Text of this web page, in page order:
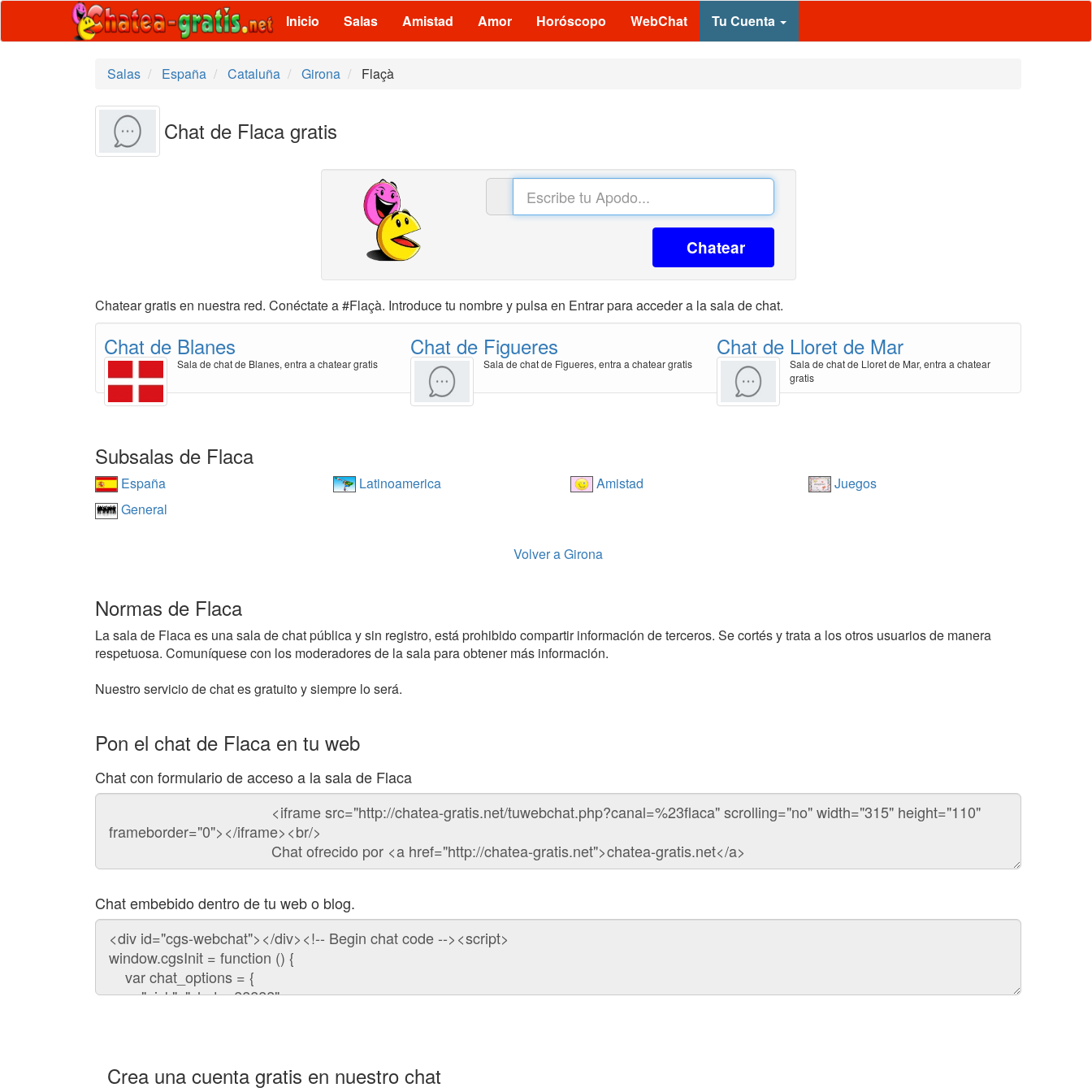
Inicio Salas Amistad Amor Horóscopo WebChat Tu Cuenta
Salas España Cataluña Girona Flaçà
Chat de Flaca gratis
Chatear
Chatear gratis en nuestra red. Conéctate a #Flaçà. Introduce tu nombre y pulsa en Entrar para acceder a la sala de chat.
Chat de Blanes
Sala de chat de Blanes, entra a chatear gratis
Chat de Figueres
Sala de chat de Figueres, entra a chatear gratis
Chat de Lloret de Mar
Sala de chat de Lloret de Mar, entra a chatear
gratis
Subsalas de Flaca
España Latinoamerica Amistad
Juegos
General
Volver a Girona
Normas de Flaca
La sala de Flaca es una sala de chat pública y sin registro, está prohibido compartir información de terceros. Se cortés y trata a los otros usuarios de manera
respetuosa. Comuníquese con los moderadores de la sala para obtener más información.
Nuestro servicio de chat es gratuito y siempre lo será.
Pon el chat de Flaca en tu web
Chat con formulario de acceso a la sala de Flaca
Código
chat
Chat embebido dentro de tu web o blog.
Código
para
embeber
chat
Crea una cuenta gratis en nuestro chat